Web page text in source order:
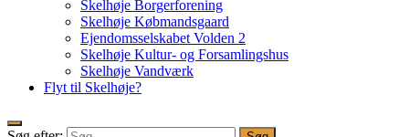
Skelhøje Borgerforening
Skelhøje Købmandsgaard
Ejendomsselskabet Volden 2
Skelhøje Kultur- og Forsamlingshus
Skelhøje Vandværk
Flyt til Skelhøje?